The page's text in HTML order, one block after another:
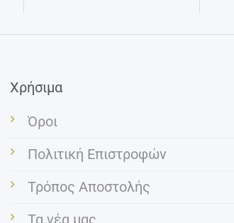
Χρήσιμα
Όροι
Πολιτική Επιστροφών
Τρόπος Αποστολής